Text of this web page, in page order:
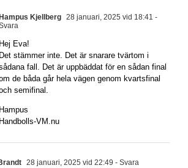
Hampus Kjellberg 28 januari, 2025 vid 18:41 -
Hej Eva!
Det stämmer inte. Det är snarare tvärtom i
fall. Det är uppbäddat för en sådan final
de båda går hela vägen genom kvartsfinal
semifinal.
Hampus
Handbolls-VM.nu
28 januari, 2025 vid 22:49 - Svara